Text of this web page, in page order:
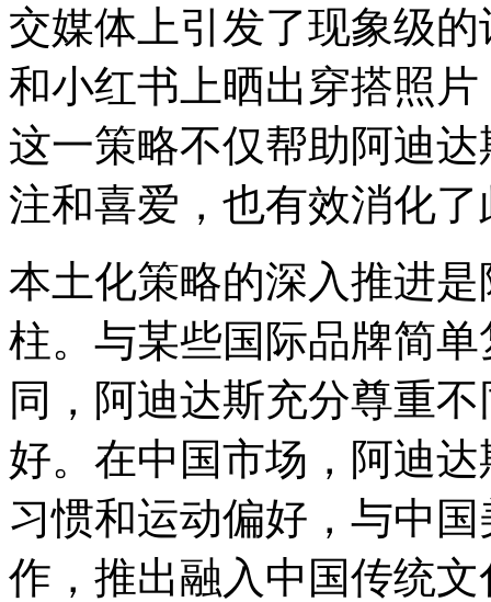
交媒体上引发了现象级的
和小红书上晒出穿搭照
这一策略不仅帮助阿迪
注和喜爱，也有效消化
本土化策略的深入推进
柱。与某些国际品牌简
同，阿迪达斯充分尊重
好。在中国市场，阿迪
习惯和运动偏好，与中
作，推出融入中国传统